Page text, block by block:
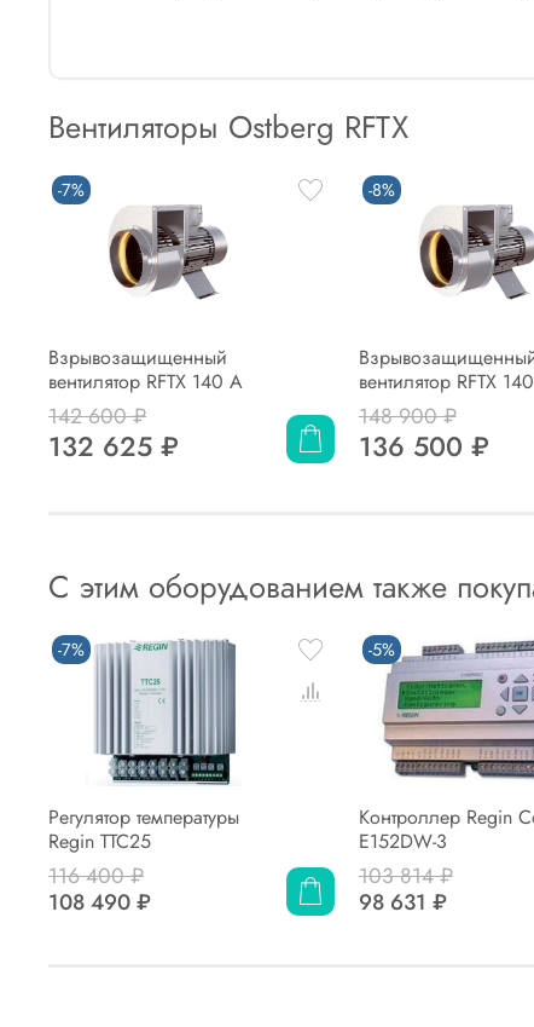
Вентиляторы Ostberg RFTX
-7%
Взрывозащищенный
вентилятор RFTX 140 A
142 600 ₽
132 625 ₽
-8%
вентилятор RFTX
148 900 ₽
136 500 ₽
С этим оборудованием также
-7%
Регулятор температуры
Regin TTC25
116 400 ₽
108 490 ₽
-5%
Контроллер Regin
E152DW-3
103 814 ₽
98 631 ₽